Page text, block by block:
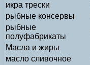
икра трески
рыбные консервы
рыбные
полуфабрикаты
Масла и жиры
масло сливочное